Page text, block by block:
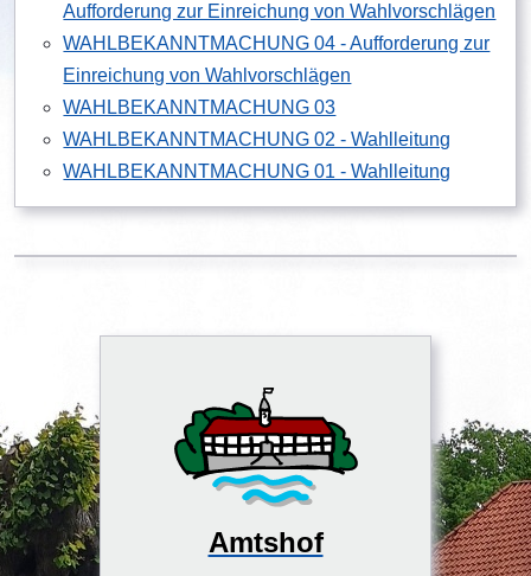
Aufforderung zur Einreichung von Wahlvorschlägen
WAHLBEKANNTMACHUNG 04 - Aufforderung zur
Einreichung von Wahlvorschlägen
WAHLBEKANNTMACHUNG 03
WAHLBEKANNTMACHUNG 02 - Wahlleitung
WAHLBEKANNTMACHUNG 01 - Wahlleitung
Amtshof